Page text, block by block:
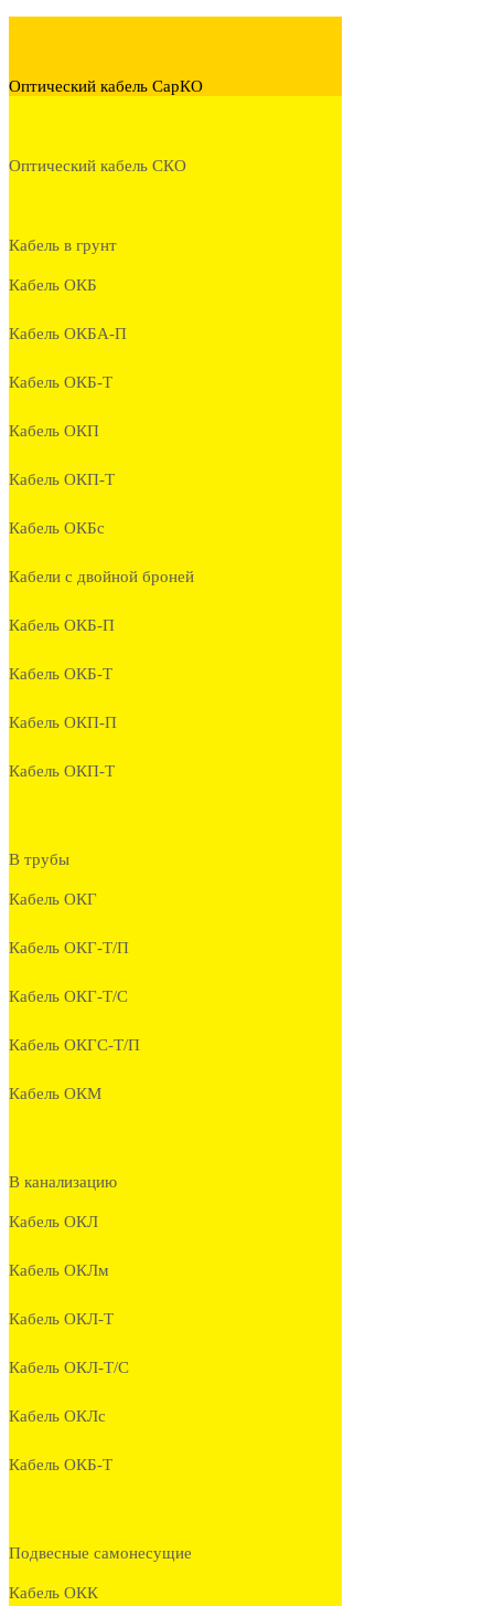
Оптический кабель СарКО
Оптический кабель СКО
Кабель в грунт
Кабель ОКБ
Кабель ОКБА-П
Кабель ОКБ-Т
Кабель ОКП
Кабель ОКП-Т
Кабель ОКБc
Кабели с двойной броней
Кабель ОКБ-П
Кабель ОКБ-Т
Кабель ОКП-П
Кабель ОКП-Т
В трубы
Кабель ОКГ
Кабель ОКГ-Т/П
Кабель ОКГ-Т/С
Кабель ОКГС-Т/П
Кабель ОКМ
В канализацию
Кабель ОКЛ
Кабель ОКЛм
Кабель ОКЛ-Т
Кабель ОКЛ-Т/С
Кабель ОКЛc
Кабель ОКБ-Т
Подвесные самонесущие
Кабель ОКК